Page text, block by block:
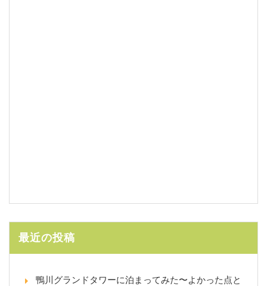
最近の投稿
鴨川グランドタワーに泊まってみた〜よかった点と